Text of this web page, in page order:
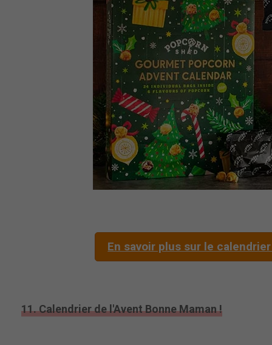
En savoir plus sur le
11. Calendrier de l'Avent Bonne Maman !